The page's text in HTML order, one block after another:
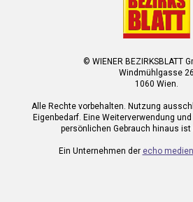
© WIENER BEZIRKSBLATT
Windmühlgasse 26
1060 Wien.
Alle Rechte vorbehalten. Nutzung
Eigenbedarf. Eine Weiterverwendung
persönlichen Gebrauch hinaus
Ein Unternehmen der echo